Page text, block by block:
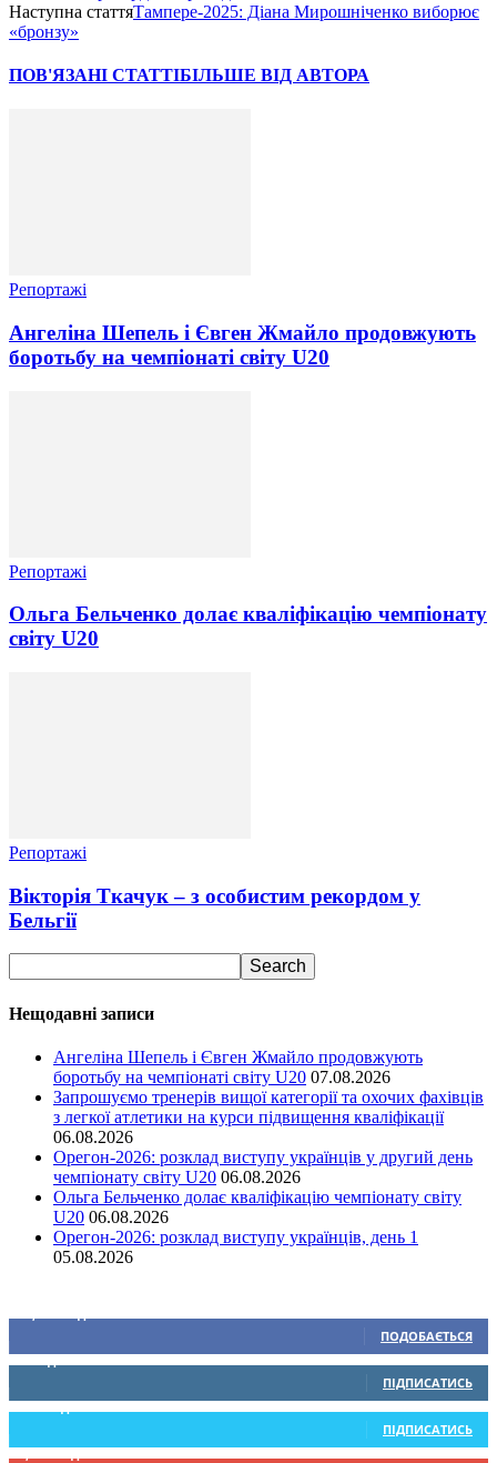
Наступна статтяТампере-2025: Діана Мирошніченко виборює
«бронзу»
ПОВ'ЯЗАНІ СТАТТІБІЛЬШЕ ВІД АВТОРА
Репортажі
Ангеліна Шепель і Євген Жмайло продовжують
боротьбу на чемпіонаті світу U20
Репортажі
Ольга Бельченко долає кваліфікацію чемпіонату
світу U20
Репортажі
Вікторія Ткачук – з особистим рекордом у
Бельгії
Нещодавні записи
Ангеліна Шепель і Євген Жмайло продовжують
боротьбу на чемпіонаті світу U20 07.08.2026
Запрошуємо тренерів вищої категорії та охочих фахівців
з легкої атлетики на курси підвищення кваліфікації
06.08.2026
Орегон-2026: розклад виступу українців у другий день
чемпіонату світу U20 06.08.2026
Ольга Бельченко долає кваліфікацію чемпіонату світу
U20 06.08.2026
Орегон-2026: розклад виступу українців, день 1
05.08.2026
ПОДОБАЄТЬСЯ
0 Підписників
ПІДПИСАТИСЬ
234 Підписників
ПІДПИСАТИСЬ
9,370 Підписників